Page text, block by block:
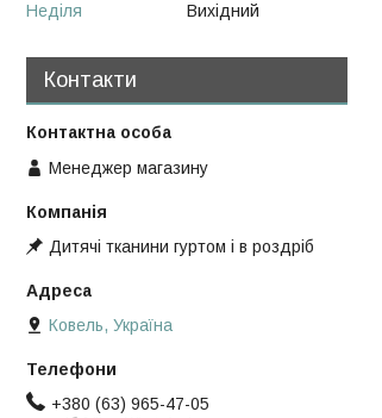
Неділя
Вихідний
Контакти
Менеджер магазину
Дитячі тканини гуртом і в роздріб
Ковель, Україна
+380 (63) 965-47-05